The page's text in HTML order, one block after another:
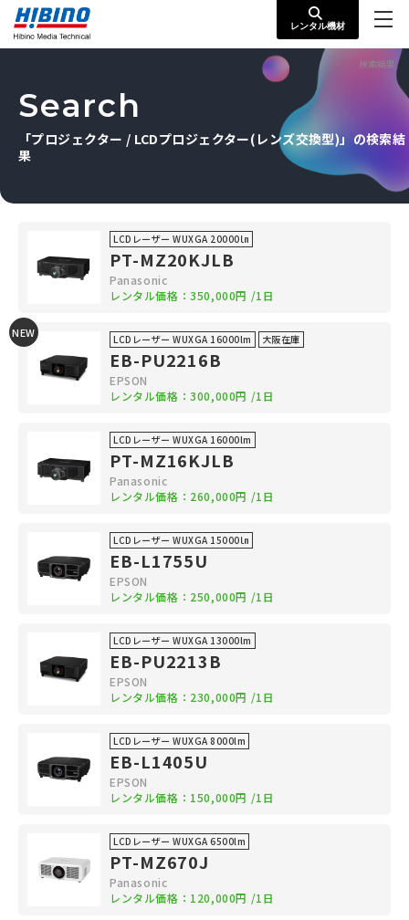
レンタル機材
検索結果
Search
「プロジェクター / LCDプロジェクター(レンズ交換型)」の検索結
果
LCDレーザー WUXGA 20000㏐
PT-MZ20KJLB
Panasonic
レンタル価格：350,000円 /1日
NEW LCDレーザー WUXGA 16000lm 大阪在庫
EB-PU2216B
EPSON
レンタル価格：300,000円 /1日
LCDレーザー WUXGA 16000lm
PT-MZ16KJLB
Panasonic
レンタル価格： 260,000円 /1日
LCDレーザー WUXGA 15000㏐
EB-L1755U
EPSON
レンタル価格： 250,000円 /1日
LCDレーザー WUXGA 13000lm
EB-PU2213B
EPSON
レンタル価格： 230,000円 /1日
LCDレーザー WUXGA 8000lm
EB-L1405U
EPSON
レンタル価格： 150,000円 /1日
LCDレーザー WUXGA 6500lm
PT-MZ670J
Panasonic
レンタル価格： 120,000円 /1日